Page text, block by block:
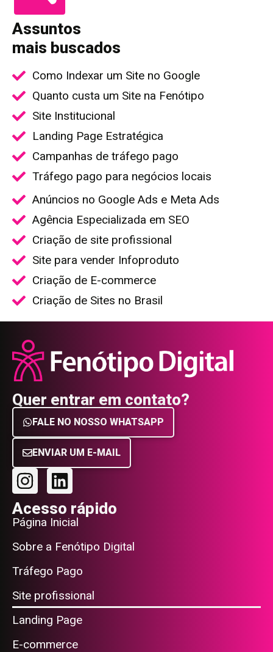
Assuntos
mais buscados
Como Indexar um Site no Google
Quanto custa um Site na Fenótipo
Site Institucional
Landing Page Estratégica
Campanhas de tráfego pago
Tráfego pago para negócios locais
Anúncios no Google Ads e Meta Ads
Agência Especializada em SEO
Criação de site profissional
Site para vender Infoproduto
Criação de E-commerce
Criação de Sites no Brasil
Quer entrar em contato?
FALE NO NOSSO WHATSAPP
ENVIAR UM E-MAIL
Acesso rápido
Página Inicial
Sobre a Fenótipo Digital
Tráfego Pago
Site profissional
Landing Page
E-commerce